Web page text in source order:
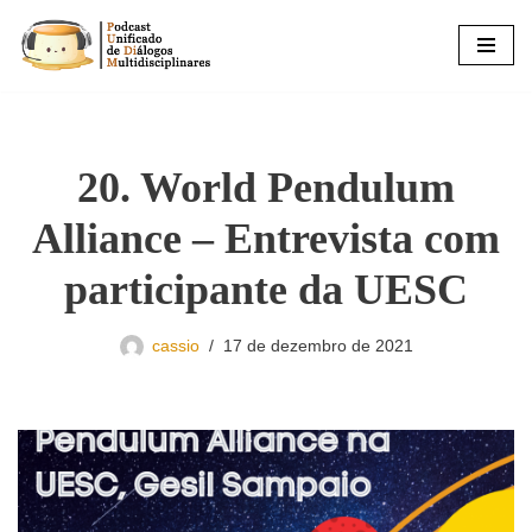
Pular
20. World Pendulum
Alliance – Entrevista com
participante da UESC
cassio 17 de dezembro de 2021